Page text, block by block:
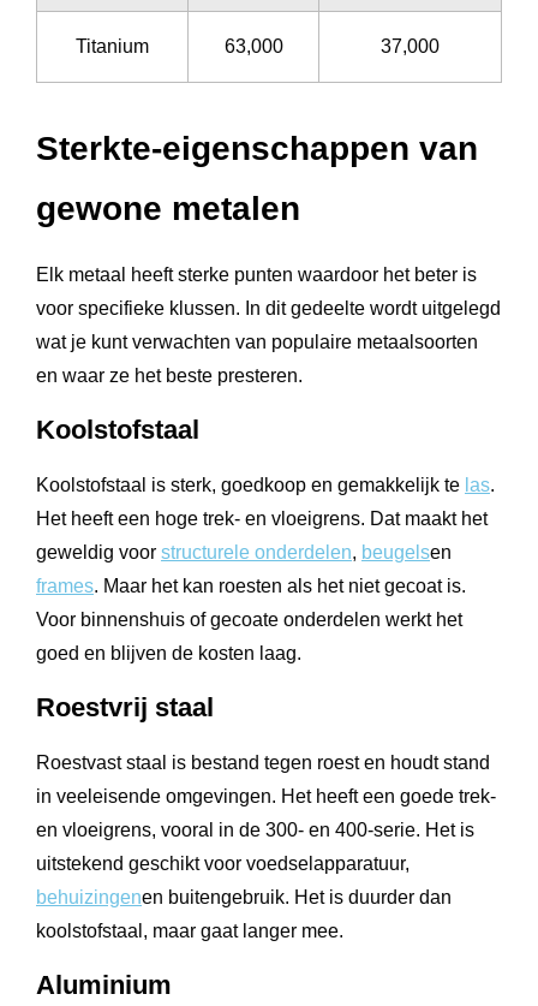
Titanium 63,000 37,000
Sterkte-eigenschappen van
gewone metalen
Elk metaal heeft sterke punten waardoor het beter is
voor specifieke klussen. In dit gedeelte wordt uitgelegd
wat je kunt verwachten van populaire metaalsoorten
en waar ze het beste presteren.
Koolstofstaal
Koolstofstaal is sterk, goedkoop en gemakkelijk te las.
Het heeft een hoge trek- en vloeigrens. Dat maakt het
geweldig voor structurele onderdelen, beugelsen
frames. Maar het kan roesten als het niet gecoat is.
Voor binnenshuis of gecoate onderdelen werkt het
goed en blijven de kosten laag.
Roestvrij staal
Roestvast staal is bestand tegen roest en houdt stand
in veeleisende omgevingen. Het heeft een goede trek-
en vloeigrens, vooral in de 300- en 400-serie. Het is
uitstekend geschikt voor voedselapparatuur,
behuizingenen buitengebruik. Het is duurder dan
koolstofstaal, maar gaat langer mee.
Aluminium